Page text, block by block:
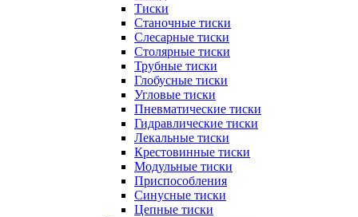
Тиски
Станочные тиски
Слесарные тиски
Столярные тиски
Трубные тиски
Глобусные тиски
Угловые тиски
Пневматические тиски
Гидравлические тиски
Лекальные тиски
Крестовинные тиски
Модульные тиски
Приспособления
Синусные тиски
Цепные тиски